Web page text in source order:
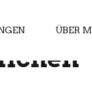
ÜBER